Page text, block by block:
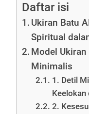
Daftar isi
Ukiran Batu
Spiritual
Model
Minimalis
1. Detil
Keelokan
2.